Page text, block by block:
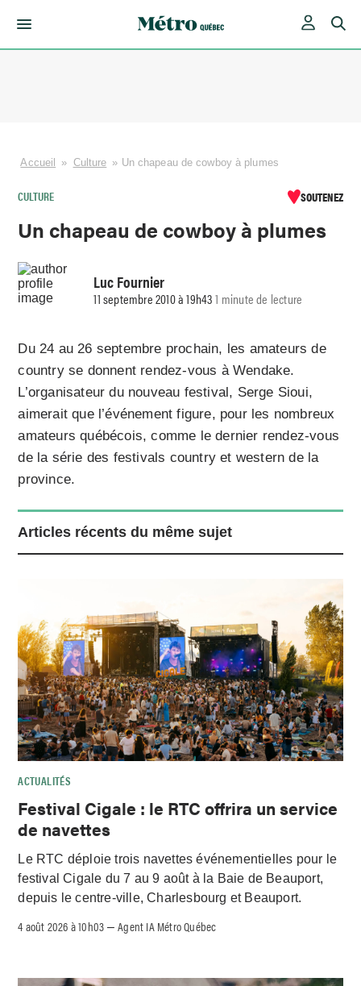
Accueil » Culture » Un chapeau de cowboy à plumes
CULTURE SOUTENEZ
Un chapeau de cowboy à plumes
Luc Fournier
11 septembre 2010 à 19h431 minute de lecture
Du 24 au 26 septembre prochain, les amateurs de
country se donnent rendez-vous à Wendake.
L’organisateur du nouveau festival, Serge Sioui,
aimerait que l’événement figure, pour les nombreux
amateurs québécois, comme le dernier rendez-vous
de la série des festivals country et western de la
province.
Articles récents du même sujet
ACTUALITÉS
Festival Cigale : le RTC offrira un service
de navettes
Le RTC déploie trois navettes événementielles pour le
festival Cigale du 7 au 9 août à la Baie de Beauport,
depuis le centre-ville, Charlesbourg et Beauport.
4 août 2026 à 10h03 –Agent IA Métro Québec